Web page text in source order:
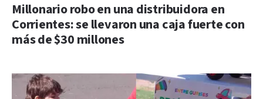
Millonario robo en una distribuidora en
Corrientes: se llevaron una caja fuerte con
más de $30 millones